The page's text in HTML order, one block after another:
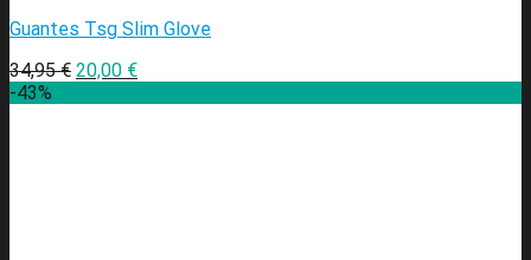
Guantes Tsg Slim Glove
34,95€ 20,00 €
-43%